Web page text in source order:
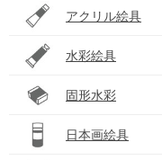
アクリル絵具
水彩絵具
固形水彩
日本画絵具